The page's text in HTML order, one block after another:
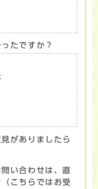
たですか？
がありましたら
い合わせは、直
こちらではお受